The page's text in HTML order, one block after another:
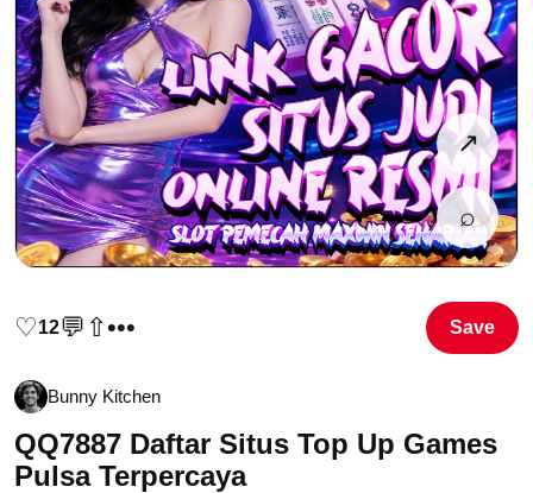
↗
⌕
♡12💬 ⇧••• Save
Bunny Kitchen
QQ7887 Daftar Situs Top Up Games
Pulsa Terpercaya